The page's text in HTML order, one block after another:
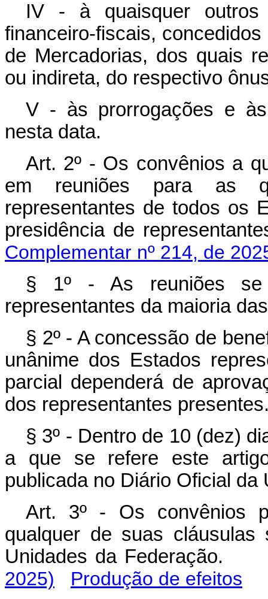
IV - à quaisquer
financeiro-fiscais,
de Mercadorias, dos quais
ou indireta, do respectivo
V - às prorrogações e
nesta data.
Art. 2º - Os convênios a
em reuniões para as
representantes de todos os
presidência de
Complementar nº 214, de
§ 1º - As reuniões se
representantes da maioria
§ 2º - A concessão de
unânime dos Estados
parcial dependerá de
dos representantes
§ 3º - Dentro de 10 (dez)
a que se refere este
publicada no Diário Oficial da
Art. 3º - Os convênios
qualquer de suas
Unidades da
2025)
Produção de efeitos